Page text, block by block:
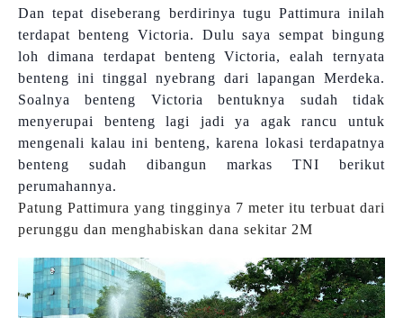
Dan tepat diseberang berdirinya tugu Pattimura inilah
terdapat benteng Victoria. Dulu saya sempat bingung
loh dimana terdapat benteng Victoria, ealah ternyata
benteng ini tinggal nyebrang dari lapangan Merdeka.
Soalnya benteng Victoria bentuknya sudah tidak
menyerupai benteng lagi jadi ya agak rancu untuk
mengenali kalau ini benteng, karena lokasi terdapatnya
benteng sudah dibangun markas TNI berikut
perumahannya.
Patung Pattimura yang tingginya 7 meter itu terbuat dari
perunggu dan menghabiskan dana sekitar 2M